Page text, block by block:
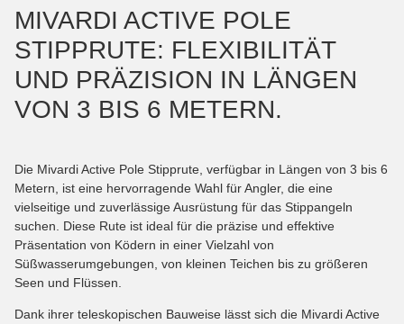
MIVARDI ACTIVE POLE
STIPPRUTE: FLEXIBILITÄT
UND PRÄZISION IN LÄNGEN
VON 3 BIS 6 METERN.
Die Mivardi Active Pole Stipprute, verfügbar in Längen von 3 bis 6
Metern, ist eine hervorragende Wahl für Angler, die eine
vielseitige und zuverlässige Ausrüstung für das Stippangeln
suchen. Diese Rute ist ideal für die präzise und effektive
Präsentation von Ködern in einer Vielzahl von
Süßwasserumgebungen, von kleinen Teichen bis zu größeren
Seen und Flüssen.
Dank ihrer teleskopischen Bauweise lässt sich die Mivardi Active